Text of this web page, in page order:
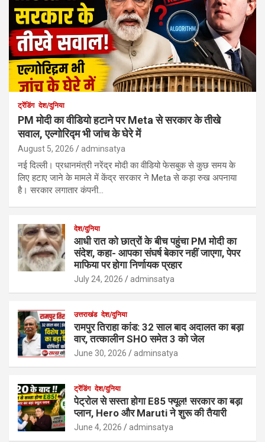
ट्रेंडिंग देश/दुनिया
PM मोदी का वीडियो हटाने पर Meta से सरकार के तीखे
सवाल, एल्गोरिद्म भी जांच के घेरे में
August 5, 2026 adminsatya
नई दिल्ली। प्रधानमंत्री नरेंद्र मोदी का वीडियो फेसबुक से कुछ समय के
लिए हटाए जाने के मामले में केंद्र सरकार ने Meta से कड़ा रुख अपनाया
है। सरकार लगातार कंपनी…
देश/दुनिया
आधी रात को छात्रों के बीच पहुंचा PM मोदी का
संदेश, कहा- आपका संघर्ष बेकार नहीं जाएगा, पेपर
माफिया पर होगा निर्णायक प्रहार
July 24, 2026 adminsatya
उत्तराखंड देश/दुनिया
रामपुर तिराहा कांड: 32 साल बाद अदालत का बड़ा
वार, तत्कालीन SHO समेत 3 को जेल
June 30, 2026 adminsatya
ट्रेंडिंग देश/दुनिया
पेट्रोल से सस्ता होगा E85 फ्यूल! सरकार का बड़ा
प्लान, Hero और Maruti ने शुरू की तैयारी
June 4, 2026 adminsatya